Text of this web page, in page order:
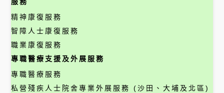
服務
精神康復服務
智障人士康復服務
職業康復服務
專職醫療支援及外展服務
專職醫療服務
私營殘疾人士院舍專業外展服務 (沙田、大埔及北區)